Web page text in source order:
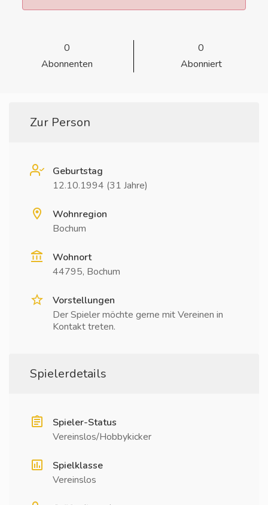
0
Abonnenten
0
Abonniert
Zur Person
Geburtstag
12.10.1994 (31 Jahre)
Wohnregion
Bochum
Wohnort
44795, Bochum
Vorstellungen
Der Spieler möchte gerne mit Vereinen in
Kontakt treten.
Spielerdetails
Spieler-Status
Vereinslos/Hobbykicker
Spielklasse
Vereinslos